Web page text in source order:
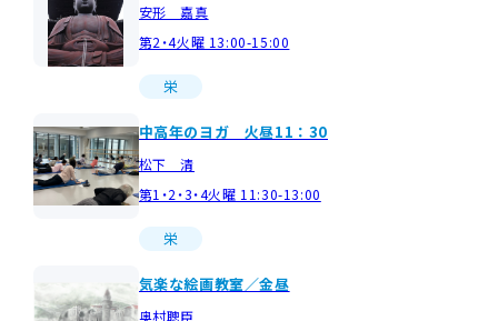
安形 嘉真
第2・4火曜 13:00-15:00
栄
中高年のヨガ 火昼11：30
松下 清
第1・2・3・4火曜 11:30-13:00
栄
気楽な絵画教室／金昼
奥村聰臣